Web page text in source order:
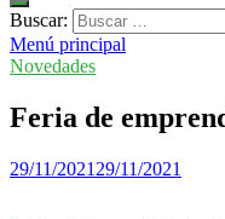
Buscar:
Menú principal
Novedades
Feria de
29/11/2021 29/11/2021